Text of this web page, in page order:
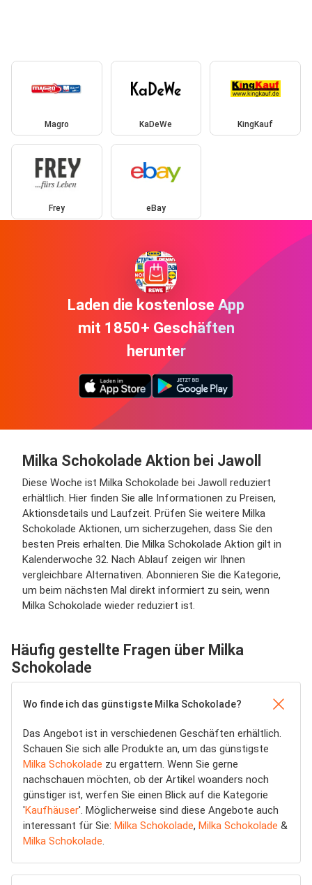
Magro KaDeWe KingKauf
Frey eBay
Laden die kostenlose App
mit 1850+ Geschäften
herunter
Milka Schokolade Aktion bei Jawoll
Diese Woche ist Milka Schokolade bei Jawoll reduziert
erhältlich. Hier finden Sie alle Informationen zu Preisen,
Aktionsdetails und Laufzeit. Prüfen Sie weitere Milka
Schokolade Aktionen, um sicherzugehen, dass Sie den
besten Preis erhalten. Die Milka Schokolade Aktion gilt in
Kalenderwoche 32. Nach Ablauf zeigen wir Ihnen
vergleichbare Alternativen. Abonnieren Sie die Kategorie,
um beim nächsten Mal direkt informiert zu sein, wenn
Milka Schokolade wieder reduziert ist.
Häufig gestellte Fragen über Milka
Schokolade
Wo finde ich das günstigste Milka Schokolade?
Das Angebot ist in verschiedenen Geschäften erhältlich.
Schauen Sie sich alle Produkte an, um das günstigste
Milka Schokolade zu ergattern. Wenn Sie gerne
nachschauen möchten, ob der Artikel woanders noch
günstiger ist, werfen Sie einen Blick auf die Kategorie
'Kaufhäuser'. Möglicherweise sind diese Angebote auch
interessant für Sie: Milka Schokolade, Milka Schokolade &
Milka Schokolade